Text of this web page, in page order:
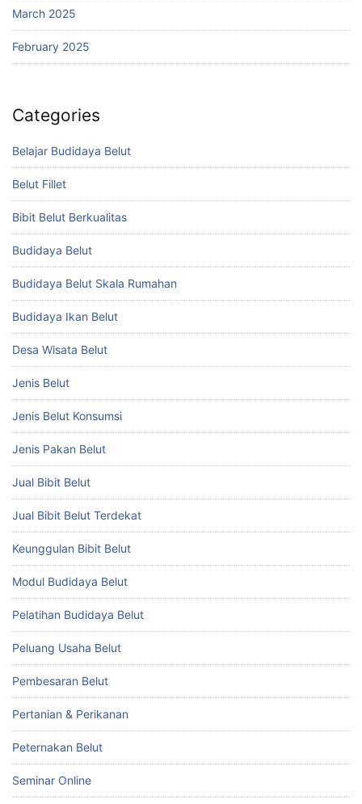
March 2025
February 2025
Categories
Belajar Budidaya Belut
Belut Fillet
Bibit Belut Berkualitas
Budidaya Belut
Budidaya Belut Skala Rumahan
Budidaya Ikan Belut
Desa Wisata Belut
Jenis Belut
Jenis Belut Konsumsi
Jenis Pakan Belut
Jual Bibit Belut
Jual Bibit Belut Terdekat
Keunggulan Bibit Belut
Modul Budidaya Belut
Pelatihan Budidaya Belut
Peluang Usaha Belut
Pembesaran Belut
Pertanian & Perikanan
Peternakan Belut
Seminar Online